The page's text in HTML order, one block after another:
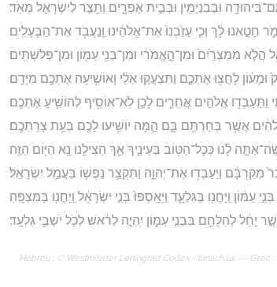
וּבְבִנְיָמִ֖ין וּבְבֵ֣ית אֶפְרָ֑יִם וַתֵּ֥צֶר לְיִשְׂרָאֵ֖ל מְאֹֽד׃
חָטָ֣אנוּ לָ֔ךְ וְכִ֤י עָזַ֙בְנוּ֙ אֶת־אֱלֹהֵ֔ינוּ וַֽנַּעֲבֹ֖ד אֶת־הַבְּעָלִֽים׃
הֲלֹ֤א מִמִּצְרַ֙יִם֙ וּמִן־הָ֣אֱמֹרִ֔י וּמִן־בְּנֵ֥י עַמּ֖וֹן וּמִן־פְּלִשְׁתִּֽים׃
וּמָע֔וֹן לָחֲצ֖וּ אֶתְכֶ֑ם וַתִּצְעֲק֣וּ אֵלַ֔י וָאוֹשִׁ֥יעָה אֶתְכֶ֖ם מִיָּדָֽם׃
וַתַּעַבְד֖וּ אֱלֹהִ֣ים אֲחֵרִ֑ים לָכֵ֥ן לֹֽא־אוֹסִ֖יף לְהוֹשִׁ֥יעַ אֶתְכֶֽם׃
אֲשֶׁ֥ר בְּחַרְתֶּ֖ם בָּ֑ם הֵ֛מָּה יוֹשִׁ֥יעוּ לָכֶ֖ם בְּעֵ֥ת צָרַתְכֶֽם׃
לָ֔נוּ כְּכָל־הַטּ֖וֹב בְּעֵינֶ֑יךָ אַ֛ךְ הַצִּילֵ֥נוּ נָ֖א הַיּ֥וֹם הַזֶּֽה׃
מִקִּרְבָּ֔ם וַיַּעַבְד֖וּ אֶת־יְהוָ֑ה וַתִּקְצַ֥ר נַפְשׁ֖וֹ בַּעֲמַ֥ל יִשְׂרָאֵֽל׃
בְּנֵ֣י עַמּ֔וֹן וַֽיַּחֲנ֖וּ בַּגִּלְעָ֑ד וַיֵּאָֽסְפוּ֙ בְּנֵ֣י יִשְׂרָאֵ֔ל וַֽיַּחֲנ֖וּ בַּמִּצְפָּֽה׃
יָחֵ֔ל לְהִלָּחֵ֖ם בִּבְנֵ֣י עַמּ֑וֹן יִֽהְיֶ֣ה לְרֹ֔אשׁ לְכֹ֖ל יֹשְׁבֵ֥י גִלְעָֽד׃
Hébreu : © Westminster Leningrad Codex - tanach.us ---